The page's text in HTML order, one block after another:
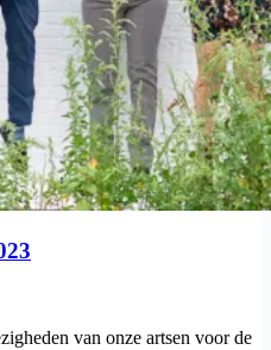
van onze artsen voor de